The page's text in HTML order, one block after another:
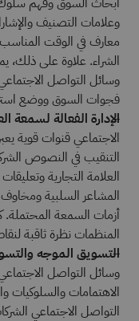
وعلامات التصنيف
معارف في الوقت
الشراء. علاوة على ذلك،
وسائل التواصل
فجوات السوق ووضع
الإدارة الفعالة لسمعة
الاجتماعي قنوات قوية
التنقيب في النصوص
العلامة التجارية
المشاعر السلبية
أزمات السمعة المحتملة.
المنظمات نظرة ثاقبة
التسويق الموجه
وسائل التواصل
الاهتمامات والسلوكيات
التواصل الاجتماعي